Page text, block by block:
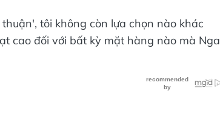
tôi không còn lựa chọn nào khác
cao đối với bất kỳ mặt hàng nào mà Nga